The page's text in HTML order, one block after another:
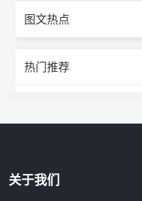
图文热点
热门推荐
关于我们